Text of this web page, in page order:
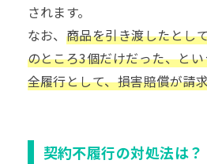
されます。
なお、 商品を引き渡したとし
のところ3個だけだった、と
全履行として、損害賠償が請
契約不履行の対処法は？